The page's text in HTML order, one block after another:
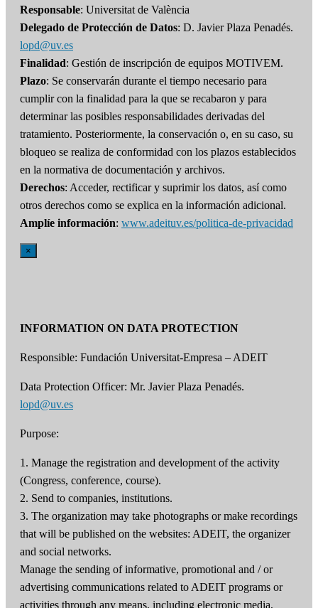
Responsable: Universitat de València
Delegado de Protección de Datos: D. Javier Plaza Penadés.
lopd@uv.es
Finalidad: Gestión de inscripción de equipos MOTIVEM.
Plazo: Se conservarán durante el tiempo necesario para
cumplir con la finalidad para la que se recabaron y para
determinar las posibles responsabilidades derivadas del
tratamiento. Posteriormente, la conservación o, en su caso, su
bloqueo se realiza de conformidad con los plazos establecidos
en la normativa de documentación y archivos.
Derechos: Acceder, rectificar y suprimir los datos, así como
otros derechos como se explica en la información adicional.
Amplíe información: www.adeituv.es/politica-de-privacidad
×
INFORMATION ON DATA PROTECTION
Responsible: Fundación Universitat-Empresa – ADEIT
Data Protection Officer: Mr. Javier Plaza Penadés.
lopd@uv.es
Purpose:
1. Manage the registration and development of the activity
(Congress, conference, course).
2. Send to companies, institutions.
3. The organization may take photographs or make recordings
that will be published on the websites: ADEIT, the organizer
and social networks.
Manage the sending of informative, promotional and / or
advertising communications related to ADEIT programs or
activities through any means, including electronic media,